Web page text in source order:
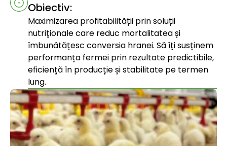
Obiectiv:
Maximizarea profitabilității prin soluții
nutriționale care reduc mortalitatea și
îmbunătățesc conversia hranei. Să îți susținem
performanța fermei prin rezultate predictibile,
eficiență în producție și stabilitate pe termen
lung.